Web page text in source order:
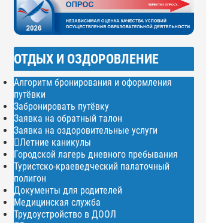
ОТДЫХ И ОЗДОРОВЛЕНИЕ
Алгоритм бронирования и оформления
путёвки
Забронировать путёвку
Заявка на обратный талон
Заявка на оздоровительные услуги
Летние каникулы
Городской лагерь дневного пребывания
Туристско-краеведческий палаточный
полигон
Документы для родителей
Медицинская служба
Трудоустройство в ДООЛ